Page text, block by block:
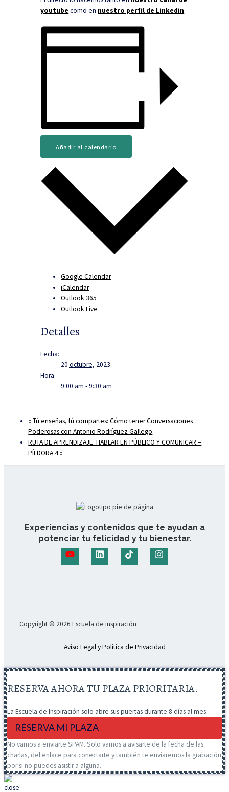
youtube como en nuestro perfil de Linkedin
Añadir al calendario
Google Calendar
iCalendar
Outlook 365
Outlook Live
Detalles
Fecha:
20 octubre, 2023
Hora:
9:00 am - 9:30 am
«Tú enseñas, tú compartes: Cómo tener Conversaciones
Poderosas con Antonio Rodríguez Gallego
RUTA DE APRENDIZAJE: HABLAR EN PÚBLICO Y COMUNICAR –
PÍLDORA 4»
Experiencias y contenidos que te ayudan a
potenciar tu felicidad y tu bienestar.
Copyright © 2026 Escuela de inspiración
Aviso Legal y Política de Privacidad
RESERVA AHORA TU PLAZA PRIORITARIA.
La Escuela de Inspiración solo abre sus puertas durante 8 días al mes.
RESERVA MI PLAZA
No vamos a enviarte SPAM. Solo vamos a avisarte de la fecha de las
charlas, del enlace para conectarte y también te enviaremos la grabación
por si no puedes asistir a alguna.